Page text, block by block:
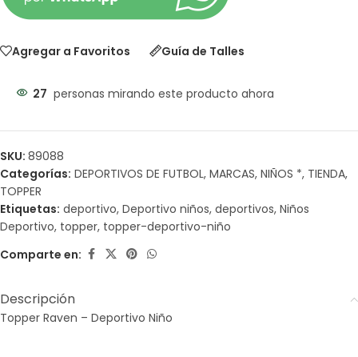
Agregar a Favoritos Guía de Talles
27 personas mirando este producto ahora
SKU: 89088
Categorías: DEPORTIVOS DE FUTBOL, MARCAS, NIÑOS *, TIENDA,
TOPPER
Etiquetas: deportivo, Deportivo niños, deportivos, Niños
Deportivo, topper, topper-deportivo-niño
Comparte en:
Descripción
Topper Raven – Deportivo Niño